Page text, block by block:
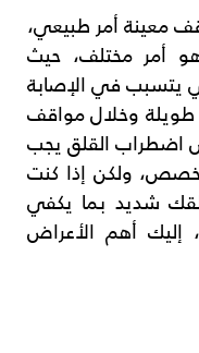
معينة أمر طبيعي،
هو أمر مختلف، حيث
يتسبب في الإصابة
طويلة وخلال مواقف
اضطراب القلق يجب
ولكن إذا كنت
شديد بما يكفي
إليك أهم الأعراض